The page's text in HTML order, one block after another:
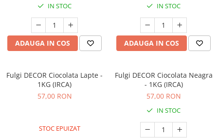
IN STOC
ADAUGA IN COS
IN STOC
ADAUGA IN COS
Fulgi DECOR Ciocolata Lapte -
1KG (IRCA)
57,00 RON
STOC EPUIZAT
Fulgi DECOR Ciocolata Neagra
- 1KG (IRCA)
57,00 RON
IN STOC